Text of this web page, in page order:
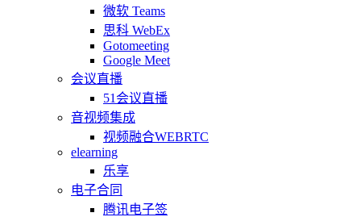
微软 Teams
思科 WebEx
Gotomeeting
Google Meet
会议直播
51会议直播
音视频集成
视频融合WEBRTC
elearning
乐享
电子合同
腾讯电子签